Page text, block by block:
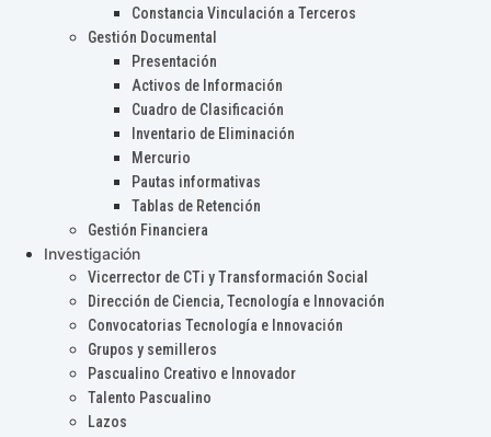
Constancia Vinculación a Terceros
Gestión Documental
Presentación
Activos de Información
Cuadro de Clasificación
Inventario de Eliminación
Mercurio
Pautas informativas
Tablas de Retención
Gestión Financiera
Investigación
Vicerrector de CTi y Transformación Social
Dirección de Ciencia, Tecnología e Innovación
Convocatorias Tecnología e Innovación
Grupos y semilleros
Pascualino Creativo e Innovador
Talento Pascualino
Lazos